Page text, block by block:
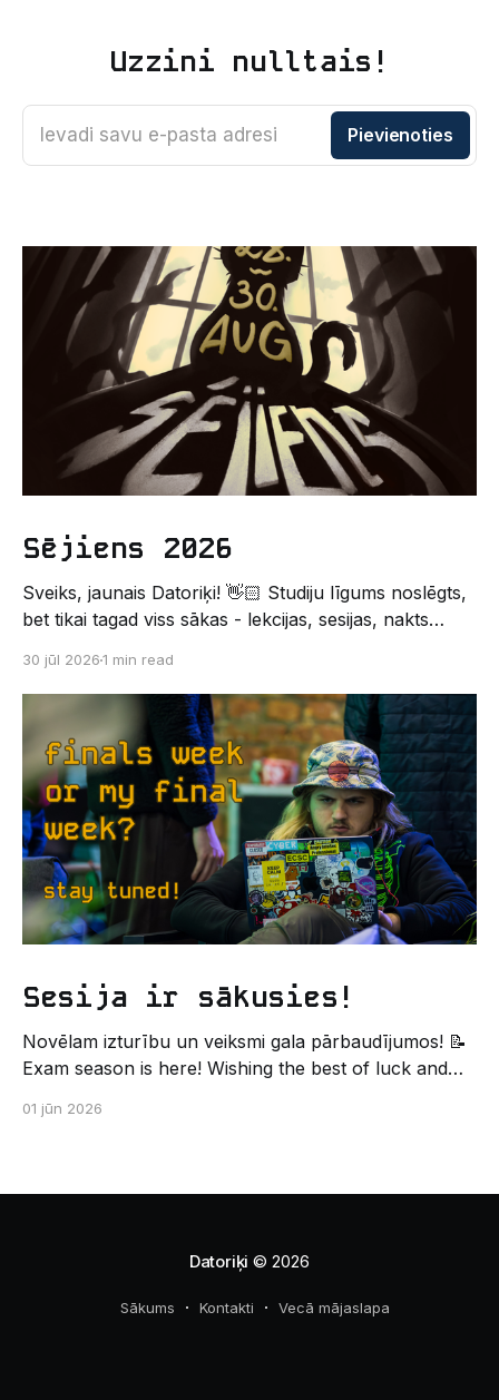
Uzzini nulltais!
Ievadi savu e-pasta adresi Pievienoties
Sējiens 2026
Sveiks, jaunais Datoriķi! 👋🏻 Studiju līgums noslēgts,
bet tikai tagad viss sākas - lekcijas, sesijas, nakts
Un kas gan būtu labāks veids, kā iepazīt savu jauno
dzīvi LU EZTF datoriķu vidē, par došanos uz
leģendāro “Sējienu”? 🐱 Šī pirmsaristoteļa nometne
palīdzēs tev iegūt pirmos draugus, ieskatu studenta
30 jūl 20261 min read
Sesija ir sākusies!
Novēlam izturību un veiksmi gala pārbaudījumos! 📝
Exam season is here! Wishing the best of luck and
pašpārvaldes komunikācijas virziens
01 jūn 2026
Datoriķi © 2026
Sākums Kontakti Vecā mājaslapa